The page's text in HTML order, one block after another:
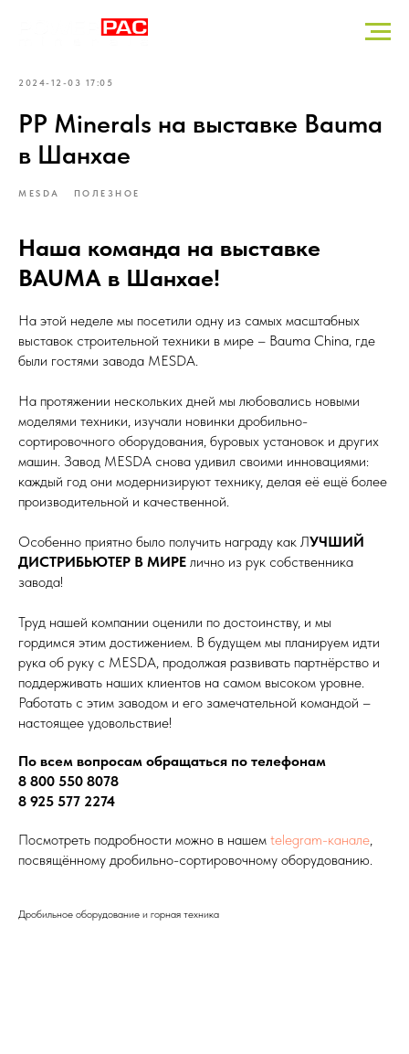
2024-12-03 17:05
PP Minerals на выставке Bauma
в Шанхае
MESDA ПОЛЕЗНОЕ
Наша команда на выставке
BAUMA в Шанхае!
На этой неделе мы посетили одну из самых масштабных
выставок строительной техники в мире – Bauma China, где
были гостями завода MESDA.
На протяжении нескольких дней мы любовались новыми
моделями техники, изучали новинки дробильно-
сортировочного оборудования, буровых установок и других
машин. Завод MESDA снова удивил своими инновациями:
каждый год они модернизируют технику, делая её ещё более
производительной и качественной.
Особенно приятно было получить награду как ЛУЧШИЙ
ДИСТРИБЬЮТЕР В МИРЕ лично из рук собственника
завода!
Труд нашей компании оценили по достоинству, и мы
гордимся этим достижением. В будущем мы планируем идти
рука об руку с MESDA, продолжая развивать партнёрство и
поддерживать наших клиентов на самом высоком уровне.
Работать с этим заводом и его замечательной командой –
настоящее удовольствие!
По всем вопросам обращаться по телефонам
8 800 550 8078
8 925 577 2274
Посмотреть подробности можно в нашем telegram-канале,
посвящённому дробильно-сортировочному оборудованию.
Дробильное оборудование и горная техника